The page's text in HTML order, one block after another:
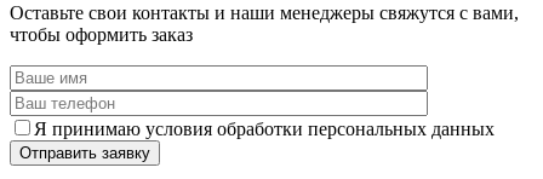
Оставьте свои контакты и наши менеджеры свяжутся с вами,
чтобы оформить заказ
Я принимаю условия обработки персональных данных